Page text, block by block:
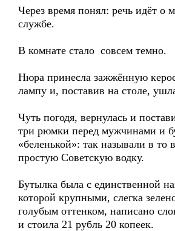
Через время понял: речь идёт о
службе.
В комнате стало совсем темно.
Нюра принесла зажжённую
лампу и, поставив на столе,
Чуть погодя, вернулась и
три рюмки перед мужчинами и
«беленькой»: так называли в то
простую Советскую водку.
Бутылка была с единственной
которой крупными, слегка
голубым оттенком, написано
и стоила 21 рубль 20 копеек.